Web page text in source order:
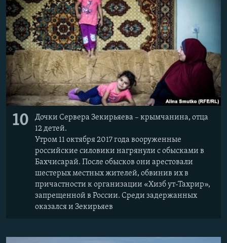
10
Дочки Сервера Зекирьяева – крымчанина, отца
12 детей.
Утром 11 октября 2017 года вооруженные
российские силовики нагрянули с обысками в
Бахчисарай. После обысков они арестовали
шестерых местных жителей, обвинив их в
причастности к организации «Хизб ут-Тахрир»,
запрещенной в России. Среди задержанных
оказался и Зекирьяев